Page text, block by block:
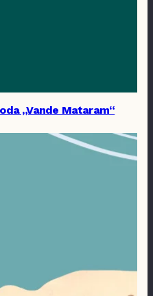
„Vande Mataram“